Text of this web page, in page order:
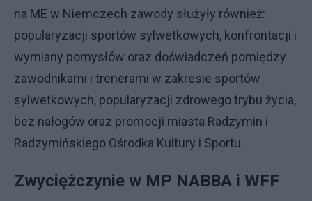
na ME w Niemczech zawody służyły również:
popularyzacji sportów sylwetkowych, konfrontacji i
wymiany pomysłów oraz doświadczeń pomiędzy
zawodnikami i trenerami w zakresie sportów
sylwetkowych, popularyzacji zdrowego trybu życia,
bez nałogów oraz promocji miasta Radzymin i
Radzymińskiego Ośrodka Kultury i Sportu.
Zwyciężczynie w MP NABBA i WFF